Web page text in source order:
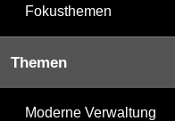
Fokusthemen
Themen
Moderne Verwaltung